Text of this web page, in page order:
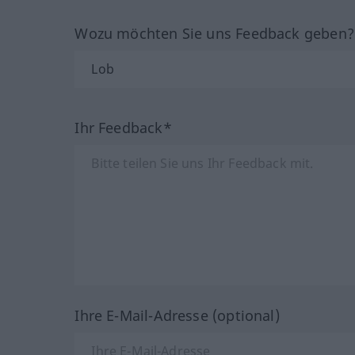
Wozu möchten Sie uns Feedback
Ihr Feedback*
Ihre E-Mail-Adresse (optional)